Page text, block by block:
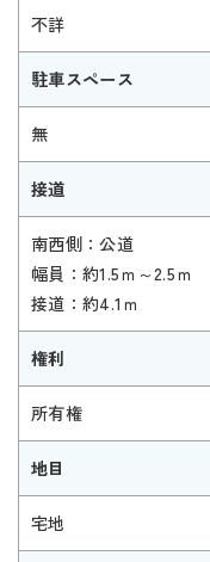
不詳
駐車スペース
無
接道
南西側：公道
幅員：約1.5ｍ～2.5ｍ
接道：約4.1ｍ
権利
所有権
地目
宅地